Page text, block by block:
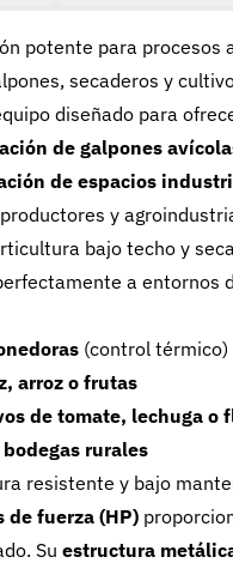
potente para procesos
secaderos y
diseñado para
de galpones
de espacios
y
bajo techo y
a entornos
(control térmico)
arroz o frutas
de tomate, lechuga o
rurales
resistente y bajo
de fuerza (HP)
Su estructura